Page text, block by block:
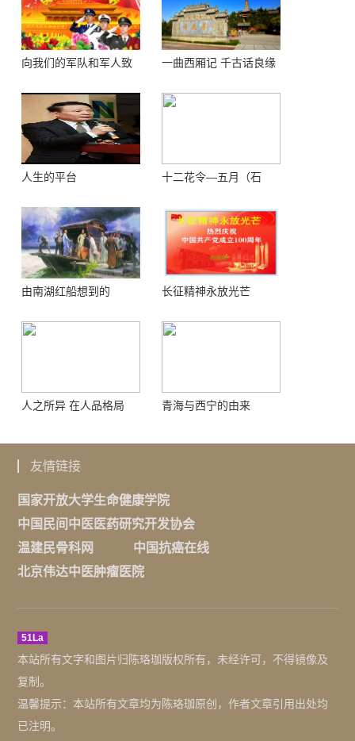
向我们的军队和军人致
一曲西厢记 千古话良缘
人生的平台
十二花令—五月（石
由南湖红船想到的 长征精神永放光芒
人之所异 在人品格局 青海与西宁的由来
友情链接
国家开放大学生命健康学院
中国民间中医医药研究开发协会
温建民骨科网
中国抗癌在线
北京伟达中医肿瘤医院
51La
本站所有文字和图片归陈珞珈版权所有，未经许可，不得镜像及
复制。
温馨提示：本站所有文章均为陈珞珈原创，作者文章引用出处均
已注明。